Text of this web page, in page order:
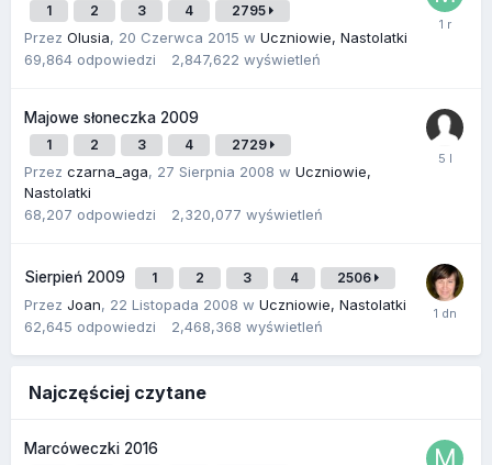
1 2 3 4 2795
Przez Olusia, 20 Czerwca 2015 w Uczniowie, Nastolatki
69,864 odpowiedzi 2,847,622 wyświetleń
Majowe słoneczka 2009
1 2 3 4 2729
Przez czarna_aga, 27 Sierpnia 2008 w Uczniowie,
Nastolatki
68,207 odpowiedzi 2,320,077 wyświetleń
Sierpień 2009 1 2 3 4 2506
Przez Joan, 22 Listopada 2008 w Uczniowie, Nastolatki
62,645 odpowiedzi 2,468,368 wyświetleń
Najczęściej czytane
Marcóweczki 2016